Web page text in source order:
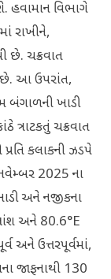
હવામાન વિભાગે
રાખીને,
છે. ચક્રવાત
છે. આ ઉપરાંત,
બંગાળની ખાડી
ત્રાટકતું ચક્રવાત
કલાકની ઝડપે
2025 ના
અને નજીકના
અને 80.6°E
અને ઉત્તરપૂર્વમાં,
જાફનાથી 130